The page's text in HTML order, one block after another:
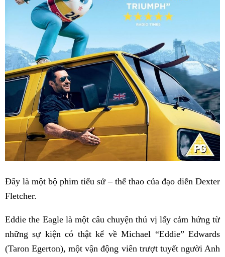
Đây là một bộ phim tiểu sử – thể thao của đạo diễn Dexter
Fletcher.
Eddie the Eagle là một câu chuyện thú vị lấy cảm hứng từ
những sự kiện có thật kể về Michael “Eddie” Edwards
(Taron Egerton), một vận động viên trượt tuyết người Anh